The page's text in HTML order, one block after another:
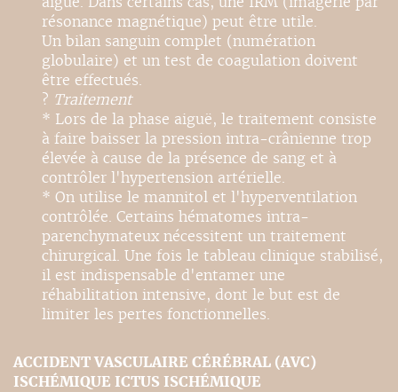
résonance magnétique) peut être utile.
Un bilan sanguin complet (numération
globulaire) et un test de coagulation doivent
être effectués.
? Traitement
* Lors de la phase aiguë, le traitement consiste
à faire baisser la pression intra-crânienne trop
élevée à cause de la présence de sang et à
contrôler l'hypertension artérielle.
* On utilise le mannitol et l'hyperventilation
contrôlée. Certains hématomes intra-
parenchymateux nécessitent un traitement
chirurgical. Une fois le tableau clinique stabilisé,
il est indispensable d'entamer une
réhabilitation intensive, dont le but est de
limiter les pertes fonctionnelles.
ACCIDENT VASCULAIRE CÉRÉBRAL (AVC)
ISCHÉMIQUE ICTUS ISCHÉMIQUE